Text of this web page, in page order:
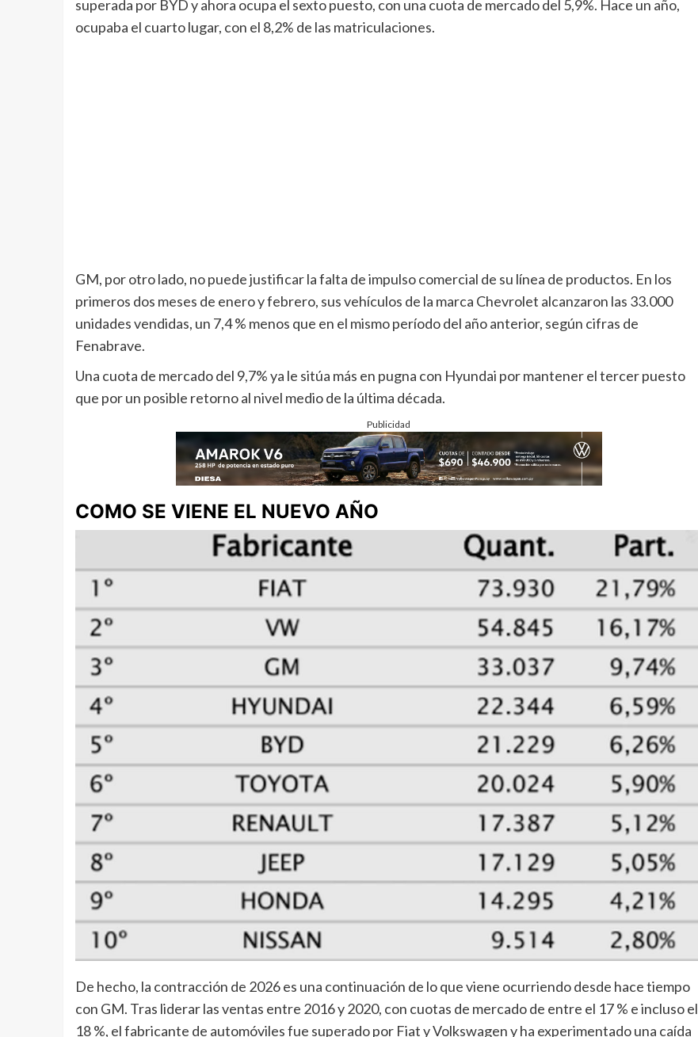
superada por BYD y ahora ocupa el sexto puesto, con una cuota de mercado del 5,9%. Hace un año,
ocupaba el cuarto lugar, con el 8,2% de las matriculaciones.
GM, por otro lado, no puede justificar la falta de impulso comercial de su línea de productos. En los
primeros dos meses de enero y febrero, sus vehículos de la marca Chevrolet alcanzaron las 33.000
unidades vendidas, un 7,4 % menos que en el mismo período del año anterior, según cifras de
Fenabrave.
Una cuota de mercado del 9,7% ya le sitúa más en pugna con Hyundai por mantener el tercer puesto
que por un posible retorno al nivel medio de la última década.
Publicidad
COMO SE VIENE EL NUEVO AÑO
De hecho, la contracción de 2026 es una continuación de lo que viene ocurriendo desde hace tiempo
con GM. Tras liderar las ventas entre 2016 y 2020, con cuotas de mercado de entre el 17 % e incluso el
18 %, el fabricante de automóviles fue superado por Fiat y Volkswagen y ha experimentado una caída